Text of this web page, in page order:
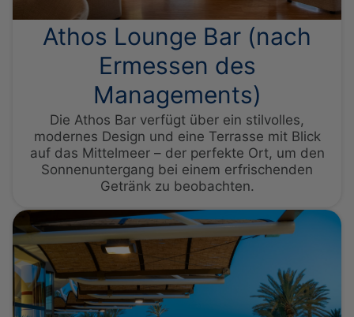
COVID-19 UPDATES
KONTAKT
ONLINE CHECK-IN
Athos Lounge Bar (nach
Ermessen des
Managements)
Die Athos Bar verfügt über ein stilvolles,
modernes Design und eine Terrasse mit Blick
auf das Mittelmeer – der perfekte Ort, um den
Sonnenuntergang bei einem erfrischenden
Getränk zu beobachten.